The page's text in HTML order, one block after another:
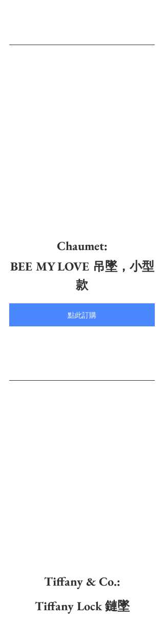
Chaumet:
BEE MY LOVE 吊墜，小型
款
點此訂購
Tiffany & Co.:
Tiffany Lock 鏈墜